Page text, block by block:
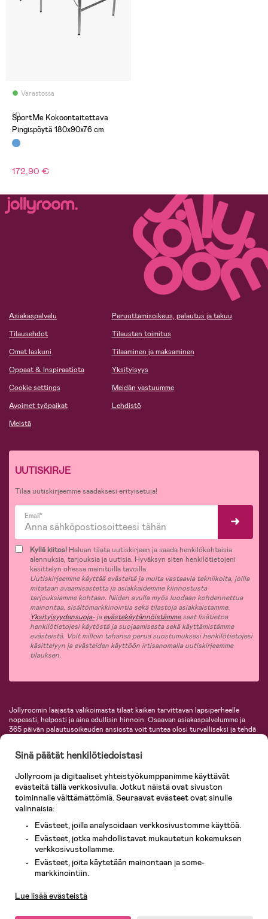
Varastossa
(1)
SportMe Kokoontaitettava
Pingispöytä 180x90x76 cm
172,90 €
Asiakaspalvelu
Tilausehdot
Omat laskuni
Oppaat & Inspiraatiota
Cookie settings
Avoimet työpaikat
Meistä
Peruuttamisoikeus, palautus ja takuu
Tilausten toimitus
Tilaaminen ja maksaminen
Yksityisyys
Meidän vastuumme
Lehdistö
UUTISKIRJE
Tilaa uutiskirjeemme saadaksesi erityisetuja!
Email*
Kyllä kiitos! Haluan tilata uutiskirjeen ja saada henkilökohtaisia
alennuksia, tarjouksia ja uutisia. Hyväksyn siten henkilötietojeni
käsittelyn ohessa mainituilla tavoilla.
Uutiskirjeemme käyttää evästeitä ja muita vastaavia tekniikoita, joilla
mitataan avaamisastetta ja asiakkaidemme kiinnostusta
tarjouksiamme kohtaan. Niiden avulla myös luodaan kohdennettua
mainontaa, sisältömarkkinointia sekä tilastoja asiakkaistamme.
Yksityisyydensuoja-jaevästekäytännöistämmesaat lisätietoa
henkilötietojesi käytöstä ja suojaamisesta sekä käyttämistämme
evästeistä. Voit milloin tahansa perua suostumuksesi henkilötietojesi
käsittelyyn ja evästeiden käyttöön irtisanomalla uutiskirjeemme
tilauksen.
Jollyroomin laajasta valikoimasta tilaat kaiken tarvittavan lapsiperheelle
nopeasti, helposti ja aina edullisin hinnoin. Osaavan asiakaspalvelumme ja
365 päivän palautusoikeuden ansiosta voit tuntea olosi turvalliseksi ja tehdä
vaatteet vauvoille ja lapsille, inspiroivia sisustustuotteita lastenhuoneeseen,
lastentarvikkeita sekä paljon muuta. Meiltä löydät lukuisia tunnettuja
KidKraft, Ergobaby, Philips Avent, Neonate, Cybex, LEGO ja monia muita!
Tervetuloa shoppailemaan Pohjoismaiden suurimpaan lastentarvikkeiden
verkkokauppaan!
Sinä päätät henkilötiedoistasi
Jollyroom ja digitaaliset yhteistyökumppanimme käyttävät
evästeitä tällä verkkosivulla. Jotkut näistä ovat sivuston
toiminnalle välttämättömiä. Seuraavat evästeet ovat sinulle
valinnaisia:
Evästeet, joilla analysoidaan verkkosivustomme käyttöä.
Evästeet, jotka mahdollistavat mukautetun kokemuksen
verkkosivustollamme.
Evästeet, joita käytetään mainontaan ja some-
markkinointiin.
Lue lisää evästeistä